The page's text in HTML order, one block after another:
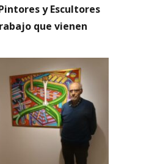
y Escultores
que vienen